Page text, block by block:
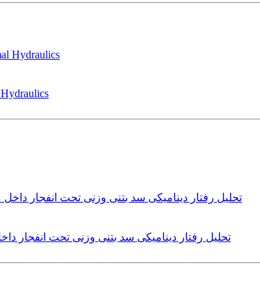
تحلیل رفتار دینامیکی سد بتنی وزنی تحت